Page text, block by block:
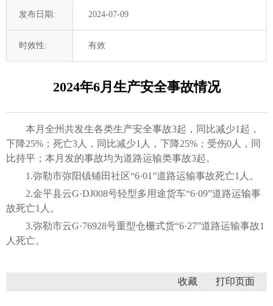
发布日期: 2024-07-09
时效性: 有效
2024年6月生产安全事故情况
本月全州共发生各类生产安全事故3起，同比减少1起，
下降25%；死亡3人，同比减少1人，下降25%；受伤0人，同
比持平；本月发的事故均为道路运输类事故3起。
1.弥勒市弥阳镇铺田社区“6·01”道路运输事故死亡1人。
2.金平县云G·DJ008号轻型多用途货车“6·09”道路运输事
故死亡1人。
3.弥勒市云G·76928号重型仓栅式货“6·27”道路运输事故1
人死亡。
收藏